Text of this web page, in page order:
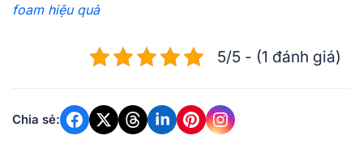
foam hiệu quả
5/5 - (1 đánh giá)
Chia sẻ: